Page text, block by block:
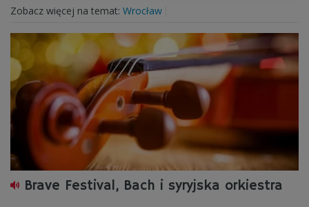
Zobacz więcej na temat: Wrocław
Brave Festival, Bach i syryjska orkiestra